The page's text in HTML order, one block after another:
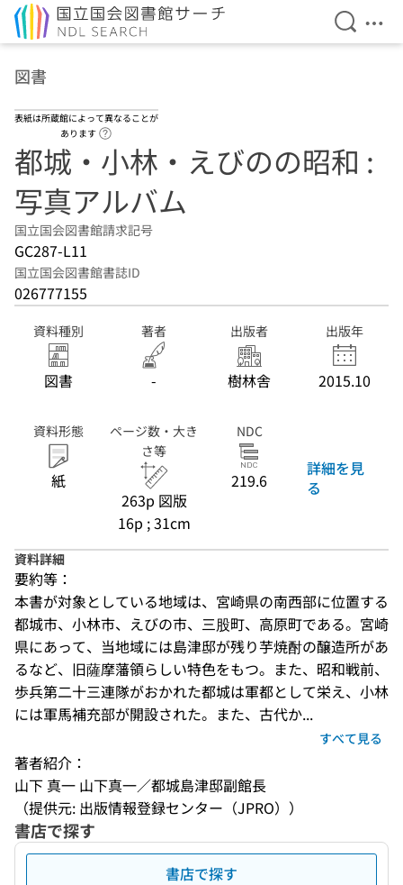
検索を
メ
図書
表紙は所蔵館によって異なることが
あります
都城・小林・えびのの昭和 :
写真アルバム
国立国会図書館請求記号
GC287-L11
国立国会図書館書誌ID
026777155
資料種別
図書
著者
-
出版者
樹林舎
出版年
2015.10
資料形態
紙
ページ数・大き
さ等
263p 図版
16p ; 31cm
NDC
219.6
詳細を見
る
資料詳細
要約等：
本書が対象としている地域は、宮崎県の南西部に位置する
都城市、小林市、えびの市、三股町、高原町である。宮崎
県にあって、当地域には島津邸が残り芋焼酎の醸造所があ
るなど、旧薩摩藩領らしい特色をもつ。また、昭和戦前、
歩兵第二十三連隊がおかれた都城は軍都として栄え、小林
には軍馬補充部が開設された。また、古代か...
すべて見る
著者紹介：
山下 真一 山下真一／都城島津邸副館長
（提供元: 出版情報登録センター（JPRO））
書店で探す
書店で探す